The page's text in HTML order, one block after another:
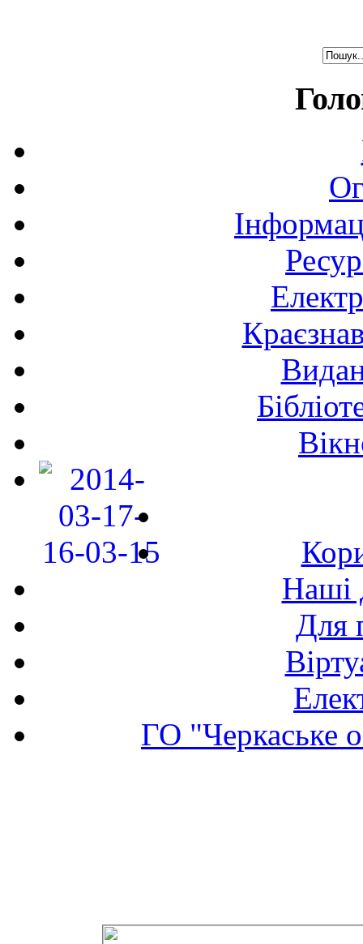
Наші
Для
ГО "Черкаське